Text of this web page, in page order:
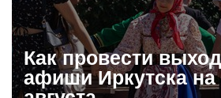
Как провести
афиши Иркутска на